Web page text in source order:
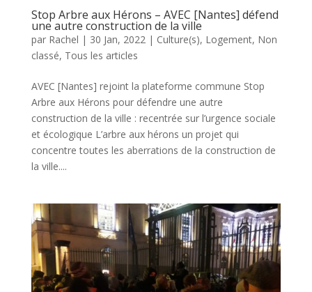
Stop Arbre aux Hérons – AVEC [Nantes] défend
une autre construction de la ville
par Rachel | 30 Jan, 2022| Culture(s), Logement, Non
classé, Tous les articles
AVEC [Nantes] rejoint la plateforme commune Stop
Arbre aux Hérons pour défendre une autre
construction de la ville : recentrée sur l’urgence sociale
et écologique L’arbre aux hérons un projet qui
concentre toutes les aberrations de la construction de
la ville....